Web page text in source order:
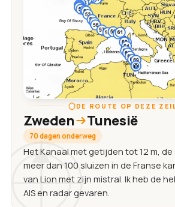
DE ROUTE OP DEZE
Zweden Tunesië
70 dagen onderweg
Het Kanaal met getijden tot 12 m, de
meer dan 100 sluizen in de Franse
van Lion met zijn mistral. Ik heb de
AIS en radar gevaren.